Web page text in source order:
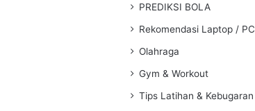
PREDIKSI BOLA
Rekomendasi Laptop / PC
Olahraga
Gym & Workout
Tips Latihan & Kebugaran